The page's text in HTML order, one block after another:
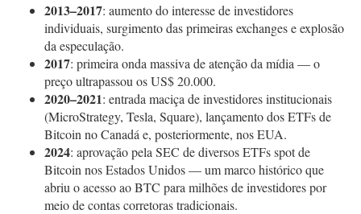
2013–2017: aumento do interesse de investidores
individuais, surgimento das primeiras exchanges e explosão
da especulação.
2017: primeira onda massiva de atenção da mídia — o
preço ultrapassou os US$ 20.000.
2020–2021: entrada maciça de investidores institucionais
(MicroStrategy, Tesla, Square), lançamento dos ETFs de
Bitcoin no Canadá e, posteriormente, nos EUA.
2024: aprovação pela SEC de diversos ETFs spot de
Bitcoin nos Estados Unidos — um marco histórico que
abriu o acesso ao BTC para milhões de investidores por
meio de contas corretoras tradicionais.